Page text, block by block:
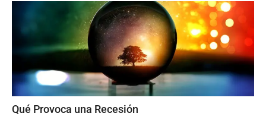
Qué Provoca una Recesión